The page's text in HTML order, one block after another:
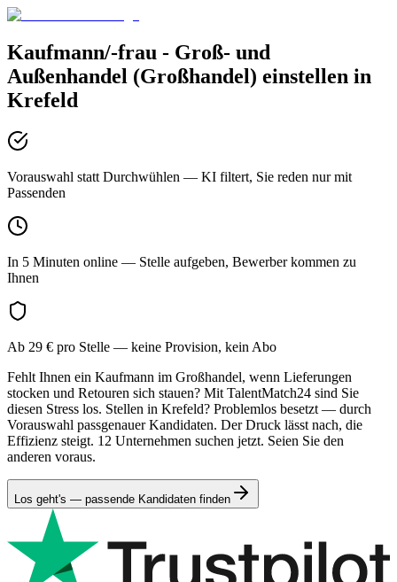
Kaufmann/-frau - Groß- und
Außenhandel (Großhandel) einstellen in
Krefeld
Vorauswahl statt Durchwühlen — KI filtert, Sie reden nur mit
Passenden
In 5 Minuten online — Stelle aufgeben, Bewerber kommen zu
Ihnen
Ab 29 € pro Stelle — keine Provision, kein Abo
Fehlt Ihnen ein Kaufmann im Großhandel, wenn Lieferungen
stocken und Retouren sich stauen? Mit TalentMatch24 sind Sie
diesen Stress los. Stellen in Krefeld? Problemlos besetzt — durch
Vorauswahl passgenauer Kandidaten. Der Druck lässt nach, die
Effizienz steigt. 12 Unternehmen suchen jetzt. Seien Sie den
anderen voraus.
Los geht's — passende Kandidaten finden